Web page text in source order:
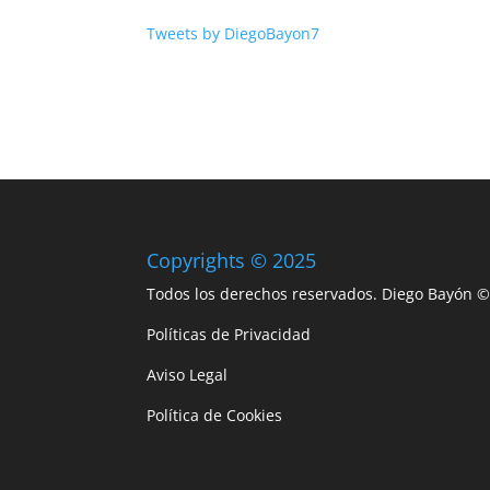
Tweets by DiegoBayon7
Copyrights © 2025
Todos los derechos reservados. Diego Bayón ©
Políticas de Privacidad
Aviso Legal
Política de Cookies